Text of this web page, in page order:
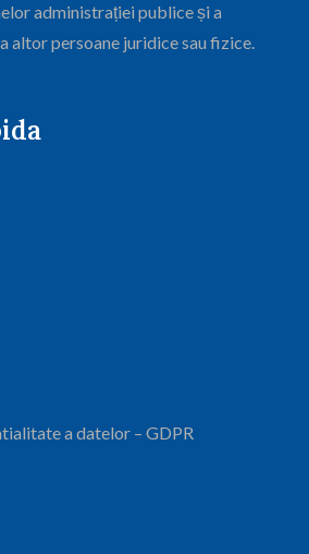
administrației publice și a
altor persoane juridice sau fizice.
a datelor – GDPR